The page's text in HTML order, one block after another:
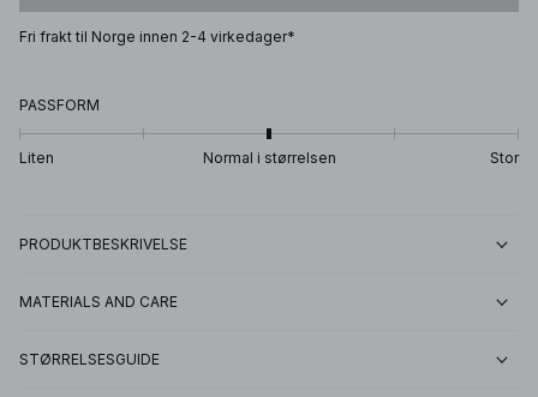
Fri frakt til Norge innen 2-4 virkedager*
PASSFORM
Liten Normal i størrelsen Stor
PRODUKTBESKRIVELSE
MATERIALS AND CARE
STØRRELSESGUIDE